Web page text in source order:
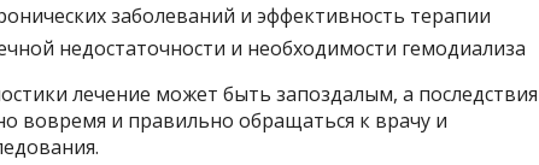
заболеваний и эффективность терапии
недостаточности и необходимости гемодиализа
лечение может быть запоздалым, а последствия
вовремя и правильно обращаться к врачу и